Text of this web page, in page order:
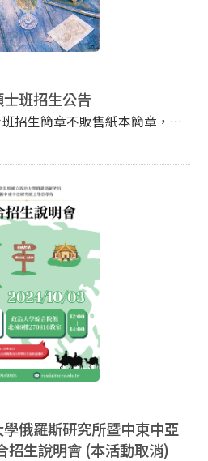
面試前3日公布於本所網頁
可之外國或港
學士以上學位 具同等學力
考：
洽詢專線：(02)
) 電郵：russia@nccu.edu.tw
班招生公告
招生簡章不販售紙本簡章，請
前請務必詳閱簡章（請點選下
12時止。 （二）網路
年11月26日上午9時起至12月
定辦理，詳細繳交方式規定，請
於報名系統線上
或至全國金融機構自動提款機
臨櫃繳款（擇一方式繳費）。
人基本資料，完成報名後下載
處綜合業務組(02)2938-
俄羅斯研究所暨中東中亞
招生說明會 (本活動取消)